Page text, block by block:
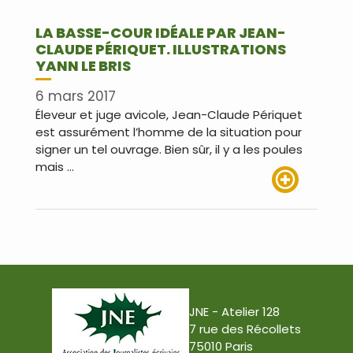
LA BASSE-COUR IDÉALE PAR JEAN-
CLAUDE PÉRIQUET. ILLUSTRATIONS
YANN LE BRIS
6 mars 2017
Éleveur et juge avicole, Jean-Claude Périquet
est assurément l’homme de la situation pour
signer un tel ouvrage. Bien sûr, il y a les poules
mais …
JNE - Atelier 128
7 rue des Récollets
75010 Paris